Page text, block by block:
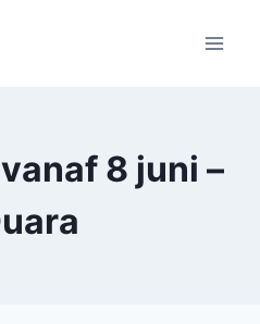
8 juni –